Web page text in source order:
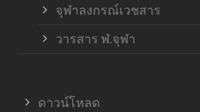
จุฬาลงกรณ์เวชสาร
วารสาร ฬ.จุฬา
ดาวน์โหลด